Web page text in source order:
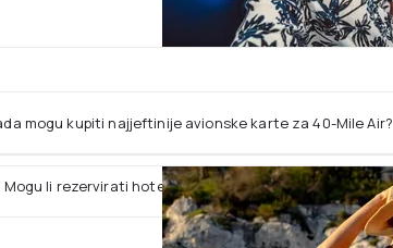
mogu kupiti najjeftinije avionske karte za 40-Mile Air?
li rezervirati hotel zajedno sa letom 40-Mile Air?